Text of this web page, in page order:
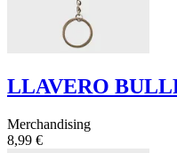
LLAVERO
Merchandising
8,99 €